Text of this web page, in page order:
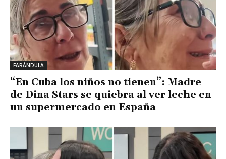
FARÁNDULA
“En Cuba los niños no tienen”: Madre
de Dina Stars se quiebra al ver leche en
un supermercado en España